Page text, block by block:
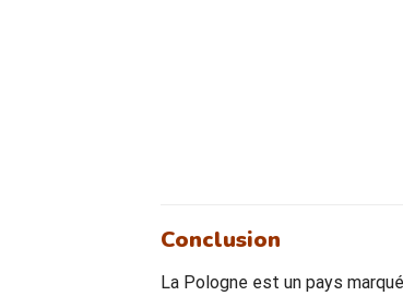
Conclusion
La Pologne est un pays